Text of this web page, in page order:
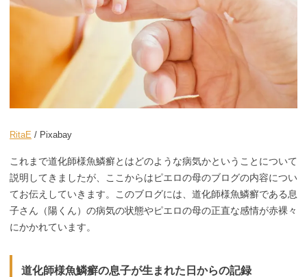
RitaE / Pixabay
これまで道化師様魚鱗癬とはどのような病気かということについて
説明してきましたが、ここからはピエロの母のブログの内容につい
てお伝えしていきます。このブログには、道化師様魚鱗癬である息
子さん（陽くん）の病気の状態やピエロの母の正直な感情が赤裸々
にかかれています。
道化師様魚鱗癬の息子が生まれた日からの記録